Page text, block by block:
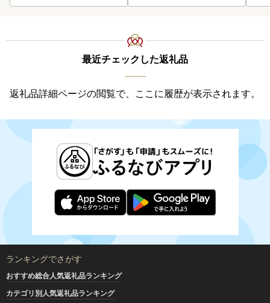
最近チェックした返礼品
返礼品詳細ページの閲覧で、ここに履歴が表示されます。
ランキングでさがす
おすすめ総合人気返礼品ランキング
カテゴリ別人気返礼品ランキング